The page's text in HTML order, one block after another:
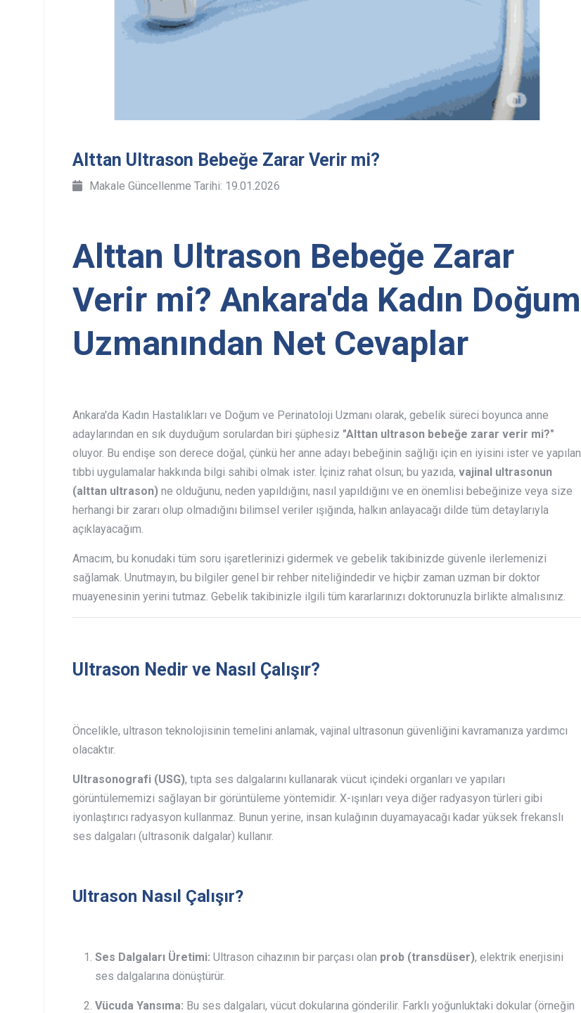
Alttan Ultrason Bebeğe Zarar Verir mi?
Makale Güncellenme Tarihi: 19.01.2026
Alttan Ultrason Bebeğe Zarar
Verir mi? Ankara'da Kadın Doğum
Uzmanından Net Cevaplar
Ankara'da Kadın Hastalıkları ve Doğum ve Perinatoloji Uzmanı olarak, gebelik süreci boyunca anne
adaylarından en sık duyduğum sorulardan biri şüphesiz "Alttan ultrason bebeğe zarar verir mi?"
oluyor. Bu endişe son derece doğal, çünkü her anne adayı bebeğinin sağlığı için en iyisini ister ve yapılan
tıbbi uygulamalar hakkında bilgi sahibi olmak ister. İçiniz rahat olsun; bu yazıda, vajinal ultrasonun
(alttan ultrason) ne olduğunu, neden yapıldığını, nasıl yapıldığını ve en önemlisi bebeğinize veya size
herhangi bir zararı olup olmadığını bilimsel veriler ışığında, halkın anlayacağı dilde tüm detaylarıyla
açıklayacağım.
Amacım, bu konudaki tüm soru işaretlerinizi gidermek ve gebelik takibinizde güvenle ilerlemenizi
sağlamak. Unutmayın, bu bilgiler genel bir rehber niteliğindedir ve hiçbir zaman uzman bir doktor
muayenesinin yerini tutmaz. Gebelik takibinizle ilgili tüm kararlarınızı doktorunuzla birlikte almalısınız.
Ultrason Nedir ve Nasıl Çalışır?
Öncelikle, ultrason teknolojisinin temelini anlamak, vajinal ultrasonun güvenliğini kavramanıza yardımcı
olacaktır.
Ultrasonografi (USG), tıpta ses dalgalarını kullanarak vücut içindeki organları ve yapıları
görüntülememizi sağlayan bir görüntüleme yöntemidir. X-ışınları veya diğer radyasyon türleri gibi
iyonlaştırıcı radyasyon kullanmaz. Bunun yerine, insan kulağının duyamayacağı kadar yüksek frekanslı
ses dalgaları (ultrasonik dalgalar) kullanır.
Ultrason Nasıl Çalışır?
Ses Dalgaları Üretimi: Ultrason cihazının bir parçası olan prob (transdüser), elektrik enerjisini
ses dalgalarına dönüştürür.
Vücuda Yansıma: Bu ses dalgaları, vücut dokularına gönderilir. Farklı yoğunluktaki dokular (örneğin